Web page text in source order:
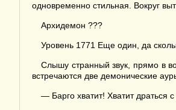
одновременно стильная. Вокруг
Архидемон ???
Уровень 1771 Еще один, да
Слышу странный звук, прямо в
встречаются две демонические
— Барго хватит! Хватит драться